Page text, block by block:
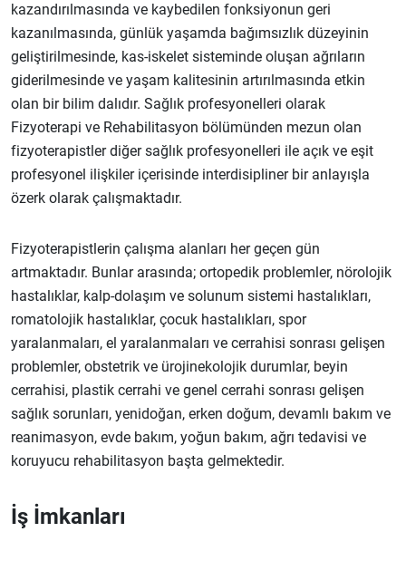
kazandırılmasında ve kaybedilen fonksiyonun geri
kazanılmasında, günlük yaşamda bağımsızlık düzeyinin
geliştirilmesinde, kas-iskelet sisteminde oluşan ağrıların
giderilmesinde ve yaşam kalitesinin artırılmasında etkin
olan bir bilim dalıdır. Sağlık profesyonelleri olarak
Fizyoterapi ve Rehabilitasyon bölümünden mezun olan
fizyoterapistler diğer sağlık profesyonelleri ile açık ve eşit
profesyonel ilişkiler içerisinde interdisipliner bir anlayışla
özerk olarak çalışmaktadır.
Fizyoterapistlerin çalışma alanları her geçen gün
artmaktadır. Bunlar arasında; ortopedik problemler, nörolojik
hastalıklar, kalp-dolaşım ve solunum sistemi hastalıkları,
romatolojik hastalıklar, çocuk hastalıkları, spor
yaralanmaları, el yaralanmaları ve cerrahisi sonrası gelişen
problemler, obstetrik ve ürojinekolojik durumlar, beyin
cerrahisi, plastik cerrahi ve genel cerrahi sonrası gelişen
sağlık sorunları, yenidoğan, erken doğum, devamlı bakım ve
reanimasyon, evde bakım, yoğun bakım, ağrı tedavisi ve
koruyucu rehabilitasyon başta gelmektedir.
İş İmkanları